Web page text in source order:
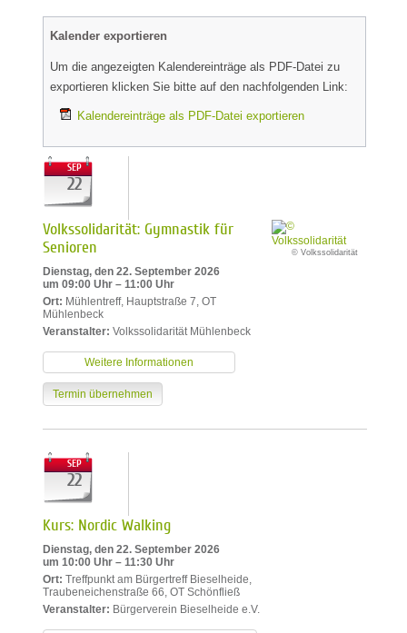
Kalender exportieren
Um die angezeigten Kalendereinträge als PDF-Datei zu
exportieren klicken Sie bitte auf den nachfolgenden Link:
Kalendereinträge als PDF-Datei exportieren
SEP
22
Volkssolidarität: Gymnastik für
Senioren
Dienstag, den 22. September 2026
um 09:00 Uhr – 11:00 Uhr
Ort: Mühlentreff, Hauptstraße 7, OT
Mühlenbeck
Veranstalter: Volkssolidarität Mühlenbeck
Weitere Informationen
Termin übernehmen
© Volkssolidarität
SEP
22
Kurs: Nordic Walking
Dienstag, den 22. September 2026
um 10:00 Uhr – 11:30 Uhr
Ort: Treffpunkt am Bürgertreff Bieselheide,
Traubeneichenstraße 66, OT Schönfließ
Veranstalter: Bürgerverein Bieselheide e.V.